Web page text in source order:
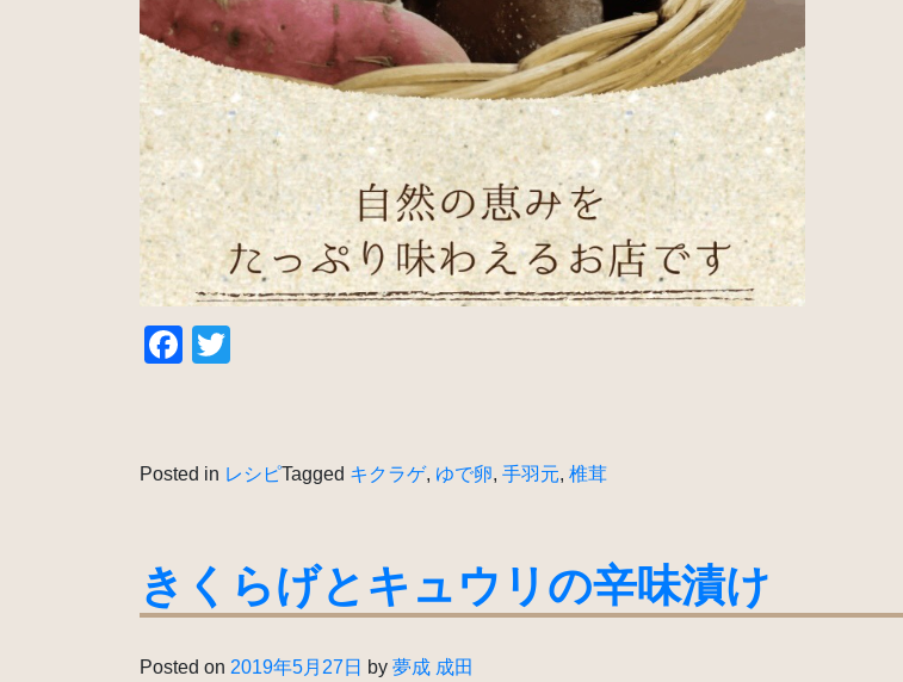
Facebook
Posted in レシピTagged キクラゲ, ゆで卵, 手羽元, 椎茸
きくらげとキュウリの辛味漬け
Posted on 2019年5月27日 by 夢成 成田